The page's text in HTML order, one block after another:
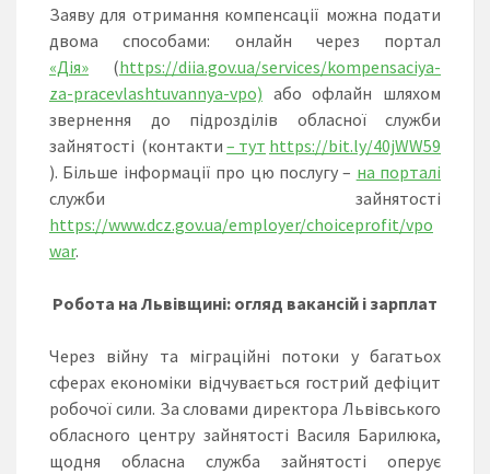
Заяву для отримання компенсації можна подати
двома способами: онлайн через портал
«Дія» (https://diia.gov.ua/services/kompensaciya-
za-pracevlashtuvannya-vpo) або офлайн шляхом
звернення до підрозділів обласної служби
зайнятості (контакти – тут https://bit.ly/40jWW59
). Більше інформації про цю послугу – на порталі
служби зайнятості
https://www.dcz.gov.ua/employer/choiceprofit/vpo
war.
Робота на Львівщині: огляд вакансій і зарплат
Через війну та міграційні потоки у багатьох
сферах економіки відчувається гострий дефіцит
робочої сили. За словами директора Львівського
обласного центру зайнятості Василя Барилюка,
щодня обласна служба зайнятості оперує